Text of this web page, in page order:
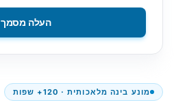
מונע בינה מלאכותית · 120+ שפות
העלה מסמך